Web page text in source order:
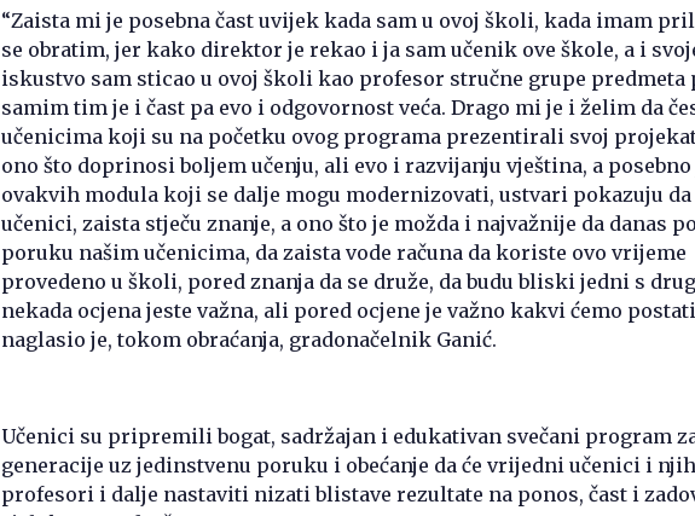
“Zaista mi je posebna čast uvijek kada sam u ovoj školi, kada imam
se obratim, jer kako direktor je rekao i ja sam učenik ove škole, a i
iskustvo sam sticao u ovoj školi kao profesor stručne grupe predmeta
samim tim je i čast pa evo i odgovornost veća. Drago mi je i želim da
učenicima koji su na početku ovog programa prezentirali svoj
ono što doprinosi boljem učenju, ali evo i razvijanju vještina, a
ovakvih modula koji se dalje mogu modernizovati, ustvari pokazuju da
učenici, zaista stječu znanje, a ono što je možda i najvažnije da danas
poruku našim učenicima, da zaista vode računa da koriste ovo vrijeme
provedeno u školi, pored znanja da se druže, da budu bliski jedni s
nekada ocjena jeste važna, ali pored ocjene je važno kakvi ćemo
naglasio je, tokom obraćanja, gradonačelnik Ganić.
Učenici su pripremili bogat, sadržajan i edukativan svečani program
generacije uz jedinstvenu poruku i obećanje da će vrijedni učenici i
profesori i dalje nastaviti nizati blistave rezultate na ponos, čast i